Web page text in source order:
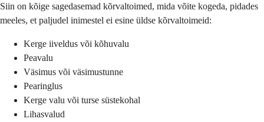
Siin on kõige sagedasemad kõrvaltoimed, mida võite kogeda, pidades
meeles, et paljudel inimestel ei esine üldse kõrvaltoimeid:
Kerge iiveldus või kõhuvalu
Peavalu
Väsimus või väsimustunne
Pearinglus
Kerge valu või turse süstekohal
Lihasvalud